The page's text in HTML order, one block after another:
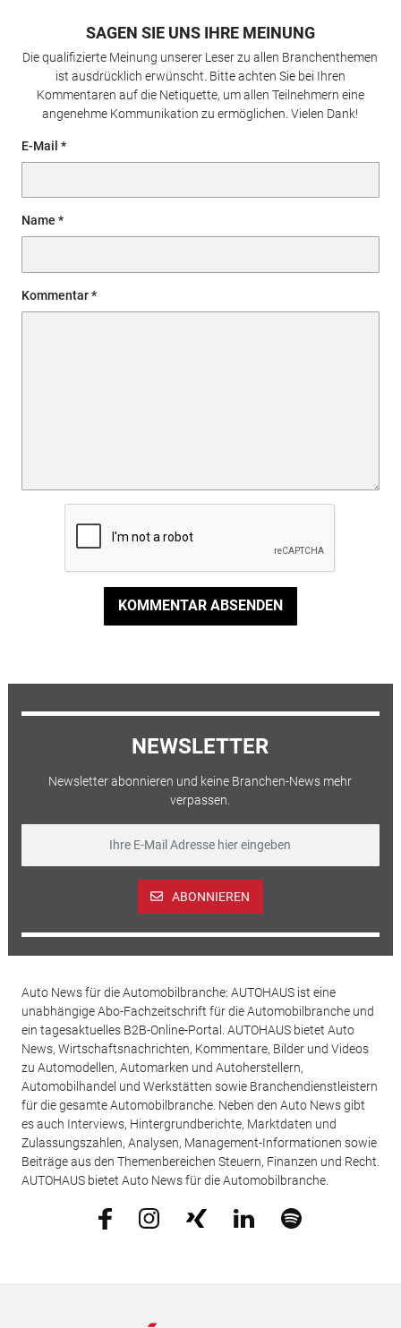
SAGEN SIE UNS IHRE MEINUNG
Die qualifizierte Meinung unserer Leser zu allen Branchenthemen
ist ausdrücklich erwünscht. Bitte achten Sie bei Ihren
Kommentaren auf die Netiquette, um allen Teilnehmern eine
angenehme Kommunikation zu ermöglichen. Vielen Dank!
E-Mail
Name
Kommentar
KOMMENTAR ABSENDEN
NEWSLETTER
Newsletter abonnieren und keine Branchen-News mehr
verpassen.
ABONNIEREN
Auto News für die Automobilbranche: AUTOHAUS ist eine
unabhängige Abo-Fachzeitschrift für die Automobilbranche und
ein tagesaktuelles B2B-Online-Portal. AUTOHAUS bietet Auto
News, Wirtschaftsnachrichten, Kommentare, Bilder und Videos
zu Automodellen, Automarken und Autoherstellern,
Automobilhandel und Werkstätten sowie Branchendienstleistern
für die gesamte Automobilbranche. Neben den Auto News gibt
es auch Interviews, Hintergrundberichte, Marktdaten und
Zulassungszahlen, Analysen, Management-Informationen sowie
Beiträge aus den Themenbereichen Steuern, Finanzen und Recht.
AUTOHAUS bietet Auto News für die Automobilbranche.